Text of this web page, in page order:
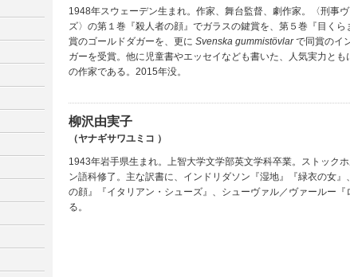
1948年スウェーデン生まれ。作家、舞台監督、劇作家。〈刑事
ズ〉の第１巻『殺人者の顔』でガラスの鍵賞を、第５巻『目くら
賞のゴールドダガーを、更に Svenska gummistövlarで同賞のイ
ガーを受賞。他に児童書やエッセイなども書いた、人気実力とも
の作家である。2015年没。
柳沢由実子
（ヤナギサワユミコ ）
1943年岩手県生まれ。上智大学文学部英文学科卒業。ストック
ン語科修了。主な訳書に、インドリダソン『湿地』『緑衣の女』
の顔』『イタリアン・シューズ』、シューヴァル／ヴァールー『
る。